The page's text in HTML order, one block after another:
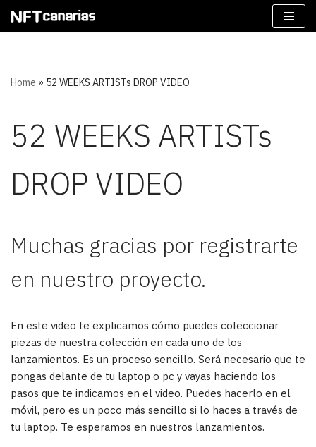
Home » 52 WEEKS ARTISTs DROP VIDEO
52 WEEKS ARTISTs
DROP VIDEO
Muchas gracias por registrarte
en nuestro proyecto.
En este video te explicamos cómo puedes coleccionar
piezas de nuestra colección en cada uno de los
lanzamientos. Es un proceso sencillo. Será necesario que te
pongas delante de tu laptop o pc y vayas haciendo los
pasos que te indicamos en el video. Puedes hacerlo en el
móvil, pero es un poco más sencillo si lo haces a través de
tu laptop. Te esperamos en nuestros lanzamientos.